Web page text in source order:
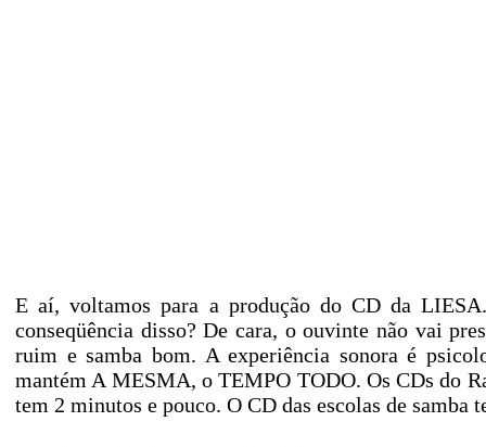
E aí, voltamos para a produção do CD da
conseqüência disso? De cara, o ouvinte não vai
ruim e samba bom. A experiência sonora é
mantém A MESMA, o TEMPO TODO. Os CDs do
tem 2 minutos e pouco. O CD das escolas de